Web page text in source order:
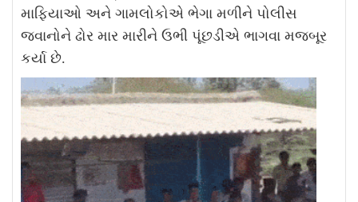
માફિયાઓ અને ગામલોકોએ ભેગા મળીને પોલીસ
જવાનોને ઢોર માર મારીને ઉભી પૂંછડીએ ભાગવા મજબૂર
કર્યા છે.